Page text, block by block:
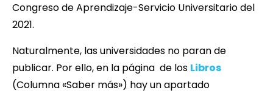
Congreso de Aprendizaje-Servicio Universitario del
2021.
Naturalmente, las universidades no paran de
publicar. Por ello, en la página de los Libros
(Columna «Saber más») hay un apartado